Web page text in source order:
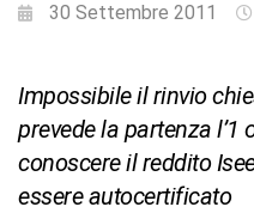
30 Settembre 2011
Impossibile il rinvio
prevede la partenza l’1
conoscere il reddito
essere autocertificato